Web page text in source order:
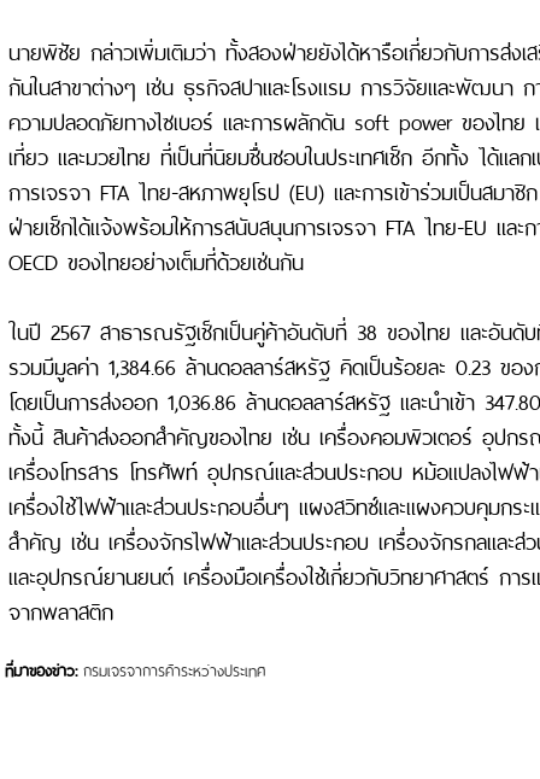
นายพิชัย กล่าวเพิ่มเติมว่า ทั้งสองฝ่ายยังได้หารือเกี่ยวกับการส่งเ
กันในสาขาต่างๆ เช่น ธุรกิจสปาและโรงแรม การวิจัยและพัฒนา
ความปลอดภัยทางไซเบอร์ และการผลักดัน soft power ของไทย
เที่ยว และมวยไทย ที่เป็นที่นิยมชื่นชอบในประเทศเช็ก อีกทั้ง ได้แลก
การเจรจา FTA ไทย-สหภาพยุโรป (EU) และการเข้าร่วมเป็นสมา
ฝ่ายเช็กได้แจ้งพร้อมให้การสนับสนุนการเจรจา FTA ไทย-EU และก
OECD ของไทยอย่างเต็มที่ด้วยเช่นกัน
ในปี 2567 สาธารณรัฐเช็กเป็นคู่ค้าอันดับที่ 38 ของไทย และอัน
รวมมีมูลค่า 1,384.66 ล้านดอลลาร์สหรัฐ คิดเป็นร้อยละ 0.23 ขอ
โดยเป็นการส่งออก 1,036.86 ล้านดอลลาร์สหรัฐ และนำเข้า
ทั้งนี้ สินค้าส่งออกสำคัญของไทย เช่น เครื่องคอมพิวเตอร์ อุปกร
เครื่องโทรสาร โทรศัพท์ อุปกรณ์และส่วนประกอบ หม้อแปลงไฟฟ้
เครื่องใช้ไฟฟ้าและส่วนประกอบอื่นๆ แผงสวิทซ์และแผงควบคุมกร
สำคัญ เช่น เครื่องจักรไฟฟ้าและส่วนประกอบ เครื่องจักรกลและ
และอุปกรณ์ยานยนต์ เครื่องมือเครื่องใช้เกี่ยวกับวิทยาศาสตร์ ก
จากพลาสติก
ที่มาของข่าว: กรมเจรจาการค้าระหว่างประเทศ